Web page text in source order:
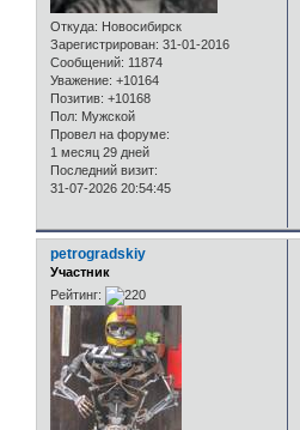
Откуда: Новосибирск
Зарегистрирован: 31-01-2016
Сообщений: 11874
Уважение: +10164
Позитив: +10168
Пол: Мужской
Провел на форуме:
1 месяц 29 дней
Последний визит:
31-07-2026 20:54:45
petrogradskiy
Участник
Рейтинг: